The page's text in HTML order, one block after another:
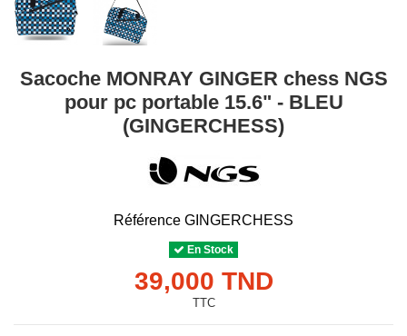
Sacoche MONRAY GINGER chess NGS
pour pc portable 15.6" - BLEU
(GINGERCHESS)
Référence GINGERCHESS
En Stock
39,000 TND
TTC